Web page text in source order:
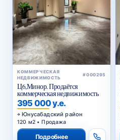
КОММЕРЧЕСКАЯ
НЕДВИЖИМОСТЬ
#000295
Ц6,Минор. Продаётся
коммерческая недвижимость
395 000 у.е.
Юнусабадский район
120 м2 • Продажа
Подробнее